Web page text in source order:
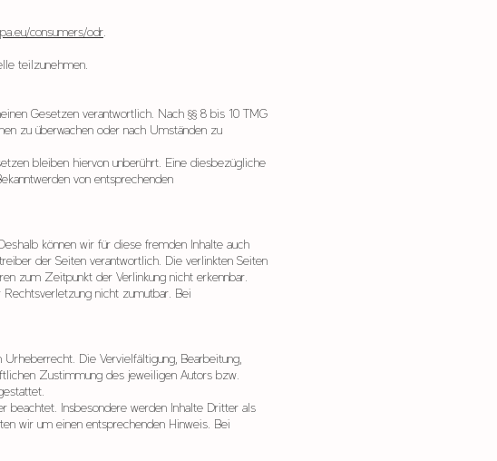
consumers/odr.
teilzunehmen.
Gesetzen verantwortlich. Nach §§ 8 bis 10 TMG
zu überwachen oder nach Umständen zu
bleiben hiervon unberührt. Eine diesbezügliche
von entsprechenden
können wir für diese fremden Inhalte auch
der Seiten verantwortlich. Die verlinkten Seiten
zum Zeitpunkt der Verlinkung nicht erkennbar.
nicht zumutbar. Bei
Die Vervielfältigung, Bearbeitung,
Zustimmung des jeweiligen Autors bzw.
Insbesondere werden Inhalte Dritter als
wir um einen entsprechenden Hinweis. Bei